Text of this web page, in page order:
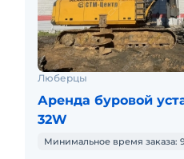
Люберцы
Аренда буровой
32W
Минимальное время заказа: